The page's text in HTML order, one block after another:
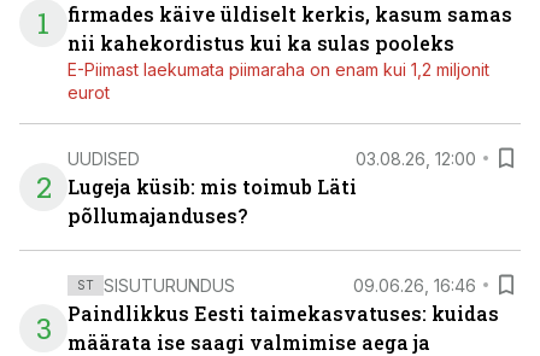
1
firmades käive üldiselt kerkis, kasum samas
nii kahekordistus kui ka sulas pooleks
E-Piimast laekumata piimaraha on enam kui 1,2 miljonit
eurot
2
UUDISED 03.08.26, 12:00
Lugeja küsib: mis toimub Läti
põllumajanduses?
3
ST SISUTURUNDUS 09.06.26, 16:46
Paindlikkus Eesti taimekasvatuses: kuidas
määrata ise saagi valmimise aega ja